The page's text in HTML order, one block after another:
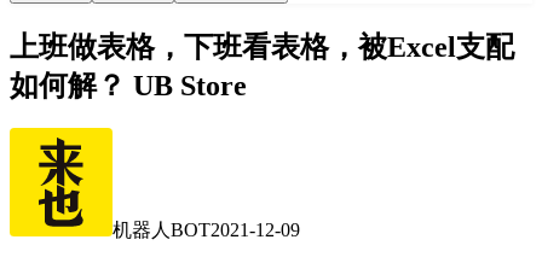
上班做表格，下班看表格，被Excel支配
如何解？ UB Store
机器人BOT2021-12-09